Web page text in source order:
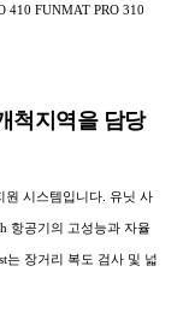
410 FUNMAT PRO 310
척지역을 담당
원 시스템입니다. 유닛 사
항공기의 고성능과 자율
는 장거리 복도 검사 및 넓